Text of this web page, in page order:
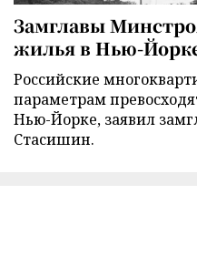
Замглавы
жилья в Нью-
Российские
параметрам
Нью-Йорке, заявил
Стасишин.